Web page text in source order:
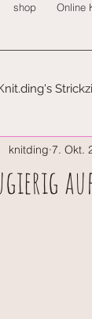
shop Online
knitding 7. Okt.